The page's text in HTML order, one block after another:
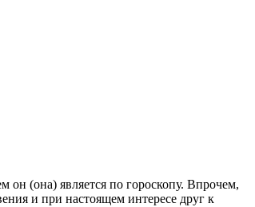
он (она) является по гороскопу. Впрочем,
и при настоящем интересе друг к